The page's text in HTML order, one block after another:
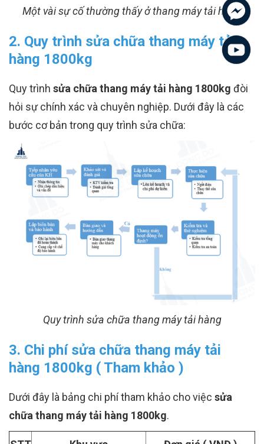
Một vài sự cố thường thấy ở thang máy tải hàng
2. Quy trình sửa chữa thang máy tải
hàng 1800kg
Quy trình sửa chữa thang máy tải hàng 1800kg đòi
hỏi sự chính xác và chuyên nghiệp. Dưới đây là các
bước cơ bản trong quy trình sửa chữa:
Quy trình sửa chữa thang máy tải hàng
3. Chi phí sửa chữa thang máy tải
hàng 1800kg ( Tham khảo )
Dưới đây là bảng chi phí tham khảo cho việc sửa
chữa thang máy tải hàng 1800kg.